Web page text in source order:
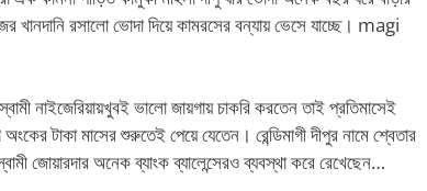
খানদানি রসালো ভোদা দিয়ে কামরসের বন্যায় ভেসে যাচ্ছে। magi
নাইজেরিয়ায়খুবই ভালো জায়গায় চাকরি করতেন তাই প্রতিমাসেই
টাকা মাসের শুরুতেই পেয়ে যেতেন। রেন্ডিমাগী দীপুর নামে শ্বেতার
জোয়ারদার অনেক ব্যাংক ব্যালেন্সেরও ব্যবস্থা করে রেখেছেন…